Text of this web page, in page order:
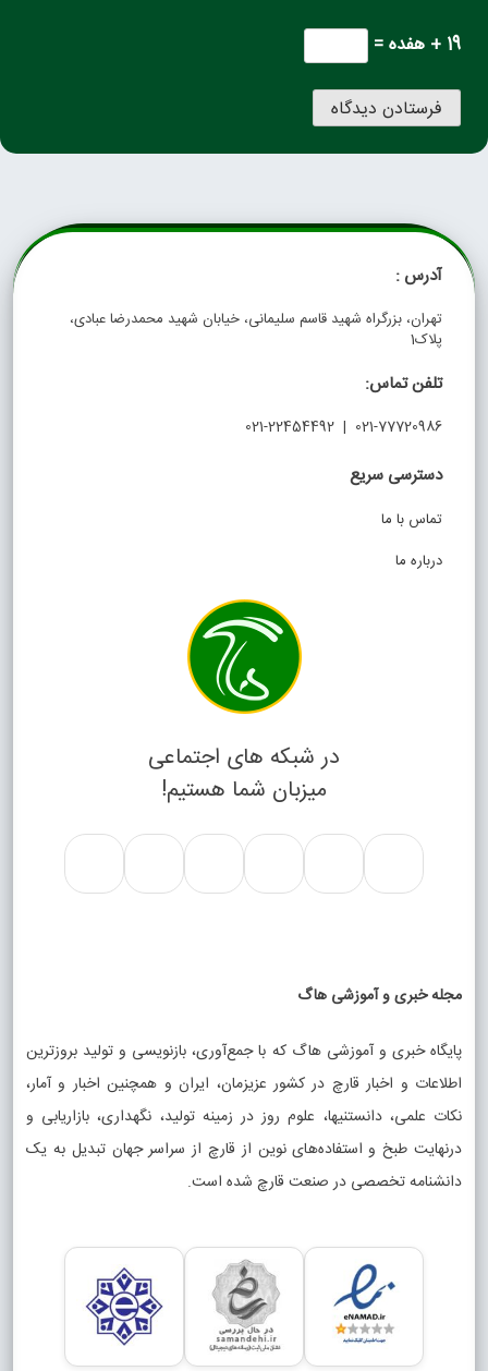
19 + هفده =
آدرس :
تهران، بزرگراه شهید قاسم سلیمانی، خیابان شهید محمدرضا عبادی،
پلاک1
تلفن تماس:
021-77720986 | 021-22454492
دسترسی سریع
تماس با ما
درباره ما
در شبکه های اجتماعی
میزبان شما هستیم!
مجله خبری و آموزشی هاگ
پایگاه خبری و آموزشی هاگ که با جمع‌آوری، بازنویسی و تولید بروزترین
اطلاعات و اخبار قارچ در کشور عزیزمان، ایران و همچنین اخبار و آمار،
نکات علمی، دانستنیها، علوم روز در زمینه تولید، نگهداری، بازاریابی و
درنهایت طبخ و استفاده‌های نوین از قارچ از سراسر جهان تبدیل به یک
دانشنامه تخصصی در صنعت قارچ شده است.